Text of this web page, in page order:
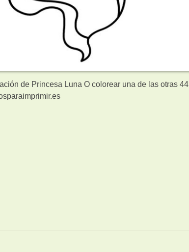
de Princesa Luna O colorear una de las otras 44